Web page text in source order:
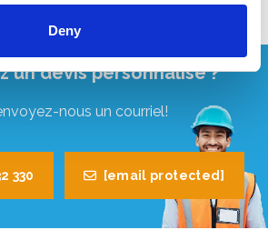
Deny
un devis personnalisé ?
nous un courriel!
330 [email protected]